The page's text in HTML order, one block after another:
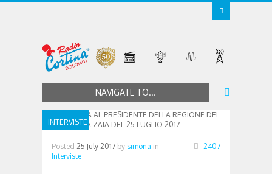
NAVIGATE TO...
INTERVISTE
Posted 25 July 2017 by simona in
Interviste
2407